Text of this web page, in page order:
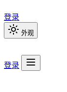
登录
外观
登录